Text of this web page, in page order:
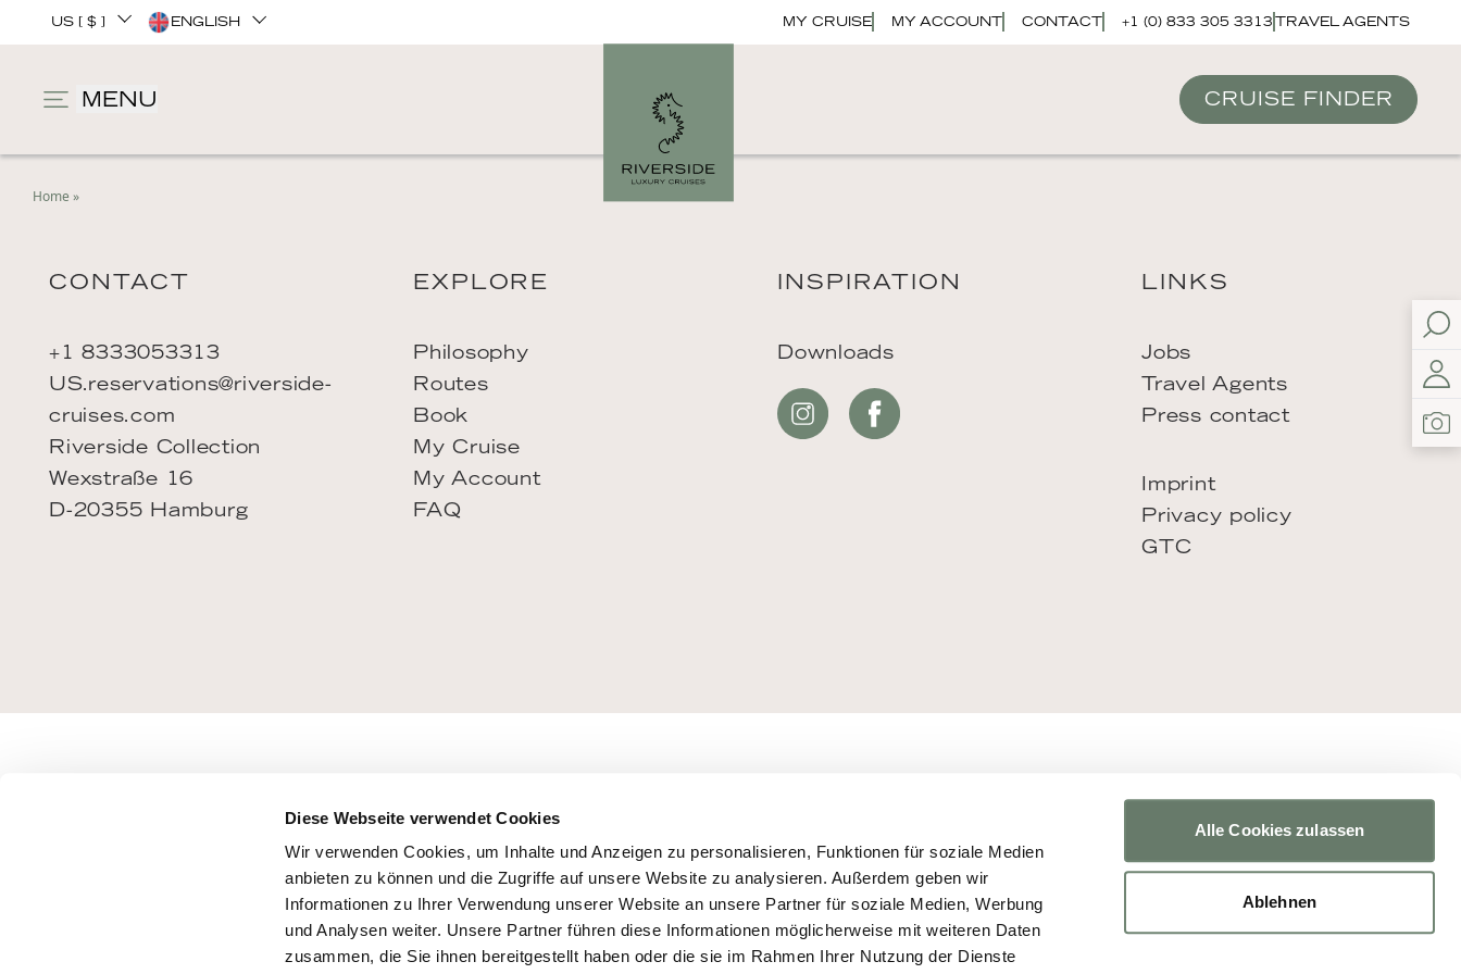
Diese Webseite verwendet Cookies
Wir verwenden Cookies, um Inhalte und Anzeigen zu personalisieren, Funktionen für soziale Medien
anbieten zu können und die Zugriffe auf unsere Website zu analysieren. Außerdem geben wir
Informationen zu Ihrer Verwendung unserer Website an unsere Partner für soziale Medien, Werbung
und Analysen weiter. Unsere Partner führen diese Informationen möglicherweise mit weiteren Daten
zusammen, die Sie ihnen bereitgestellt haben oder die sie im Rahmen Ihrer Nutzung der Dienste
Alle Cookies zulassen
Ablehnen
US [ $ ] ENGLISH MY CRUISE MY ACCOUNT CONTACT +1 (0) 833 305 3313 TRAVEL AGENTS
MENU CRUISE FINDER
Home »
CONTACT
+1 8333053313
US.reservations@riverside-
cruises.com
Riverside Collection
Wexstraße 16
D-20355 Hamburg
EXPLORE
Philosophy
Routes
Book
My Cruise
My Account
FAQ
INSPIRATION
Downloads
LINKS
Jobs
Travel Agents
Press contact
Imprint
Privacy policy
GTC